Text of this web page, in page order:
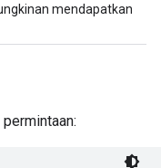
mendapatkan